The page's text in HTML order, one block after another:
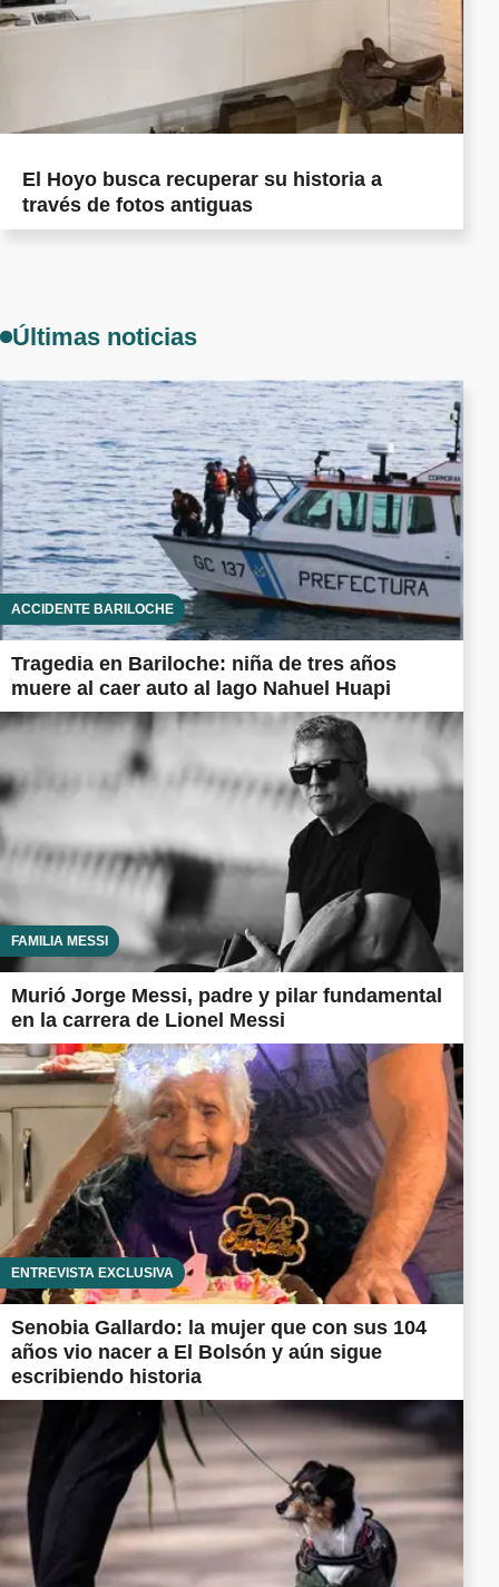
El Hoyo busca recuperar su historia a
través de fotos antiguas
Últimas noticias
ACCIDENTE BARILOCHE
Tragedia en Bariloche: niña de tres años
muere al caer auto al lago Nahuel Huapi
FAMILIA MESSI
Murió Jorge Messi, padre y pilar fundamental
en la carrera de Lionel Messi
ENTREVISTA EXCLUSIVA
Senobia Gallardo: la mujer que con sus 104
años vio nacer a El Bolsón y aún sigue
escribiendo historia